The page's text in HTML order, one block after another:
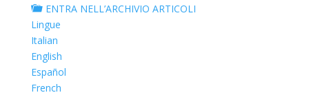
ENTRA NELL’ARCHIVIO ARTICOLI
Lingue
Italian
English
Español
French